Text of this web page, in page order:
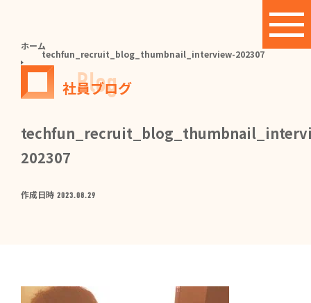
ホーム
techfun_recruit_blog_thumbnail_interview-202307
Blog
社員ブログ
202307
作成日時 2023.08.29